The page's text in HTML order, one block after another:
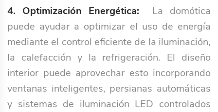
4. Optimización Energética:
La domótica
puede ayudar a optimizar el uso de energía
mediante el control eficiente de la iluminación,
la calefacción y la refrigeración. El diseño
interior puede aprovechar esto incorporando
ventanas inteligentes, persianas automáticas
y sistemas de iluminación LED controlados